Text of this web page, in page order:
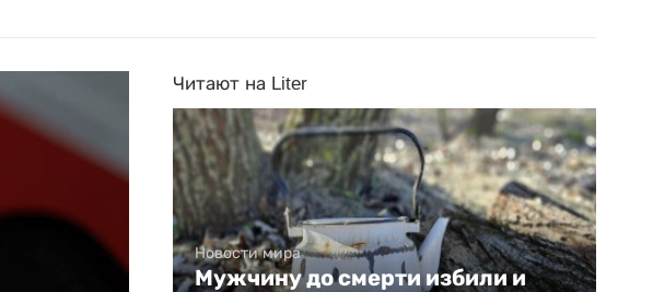
Читают на Liter
Новости мира
Мужчину до смерти избили и